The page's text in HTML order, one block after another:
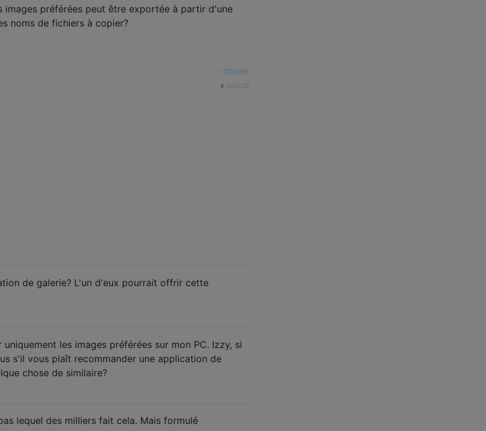
images préférées peut être exportée à partir d'une
noms de fichiers à copier?
dtbaker
source
de galerie? L'un d'eux pourrait offrir cette
les images préférées sur mon PC. Izzy, si
s'il vous plaît recommander une application de
chose de similaire?
lequel des milliers fait cela. Mais formulé